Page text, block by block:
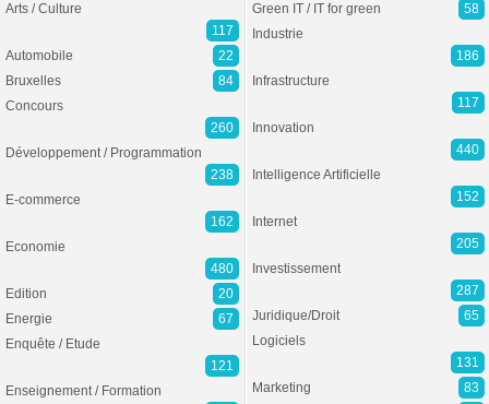
Arts / Culture
117
Automobile
22
Bruxelles
84
Concours
260
Développement / Programmation
238
E-commerce
162
Economie
480
Edition
20
Energie
67
Enquête / Etude
121
Enseignement / Formation
Green IT / IT for green
58
Industrie
186
Infrastructure
117
Innovation
440
Intelligence Artificielle
152
Internet
205
Investissement
287
Juridique/Droit
65
Logiciels
131
Marketing
83